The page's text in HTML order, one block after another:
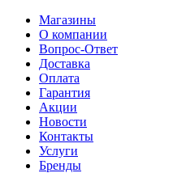
Магазины
О компании
Вопрос-Ответ
Доставка
Оплата
Гарантия
Акции
Новости
Контакты
Услуги
Бренды